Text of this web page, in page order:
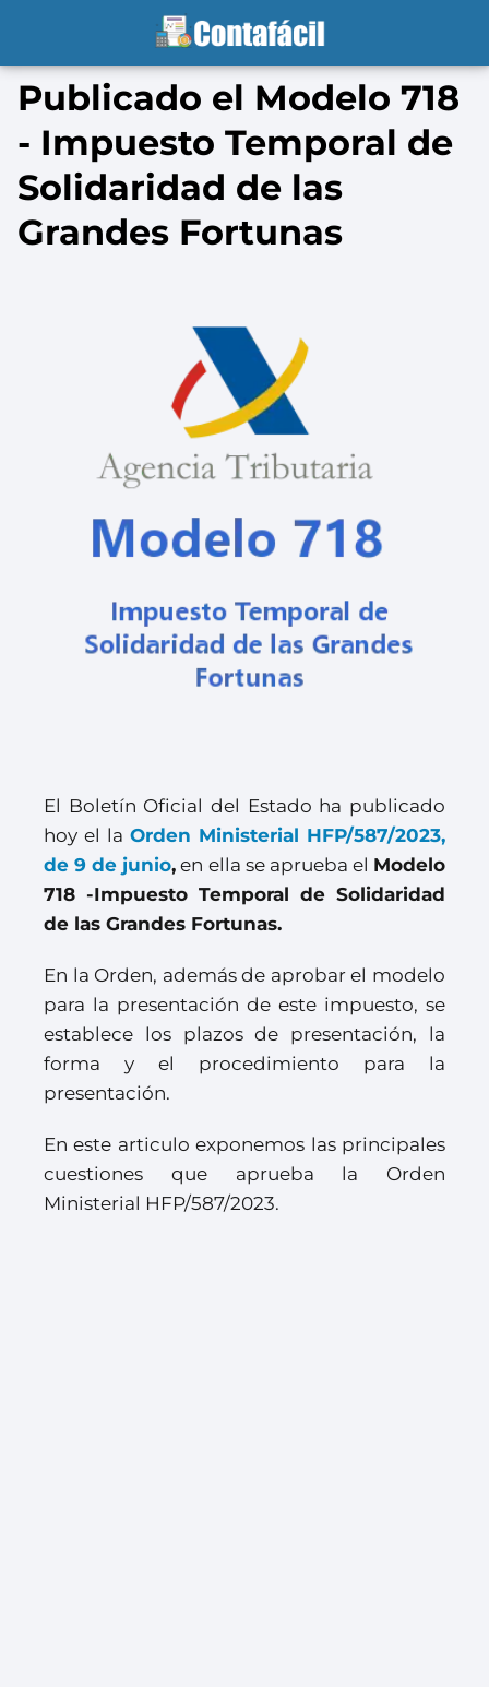
Publicado el Modelo 718
- Impuesto Temporal de
Solidaridad de las
Grandes Fortunas
El Boletín Oficial del Estado ha publicado
hoy el la Orden Ministerial HFP/587/2023,
de 9 de junio, en ella se aprueba el Modelo
718 -Impuesto Temporal de Solidaridad
de las Grandes Fortunas.
En la Orden, además de aprobar el modelo
para la presentación de este impuesto, se
establece los plazos de presentación, la
forma y el procedimiento para la
presentación.
En este articulo exponemos las principales
cuestiones que aprueba la Orden
Ministerial HFP/587/2023.